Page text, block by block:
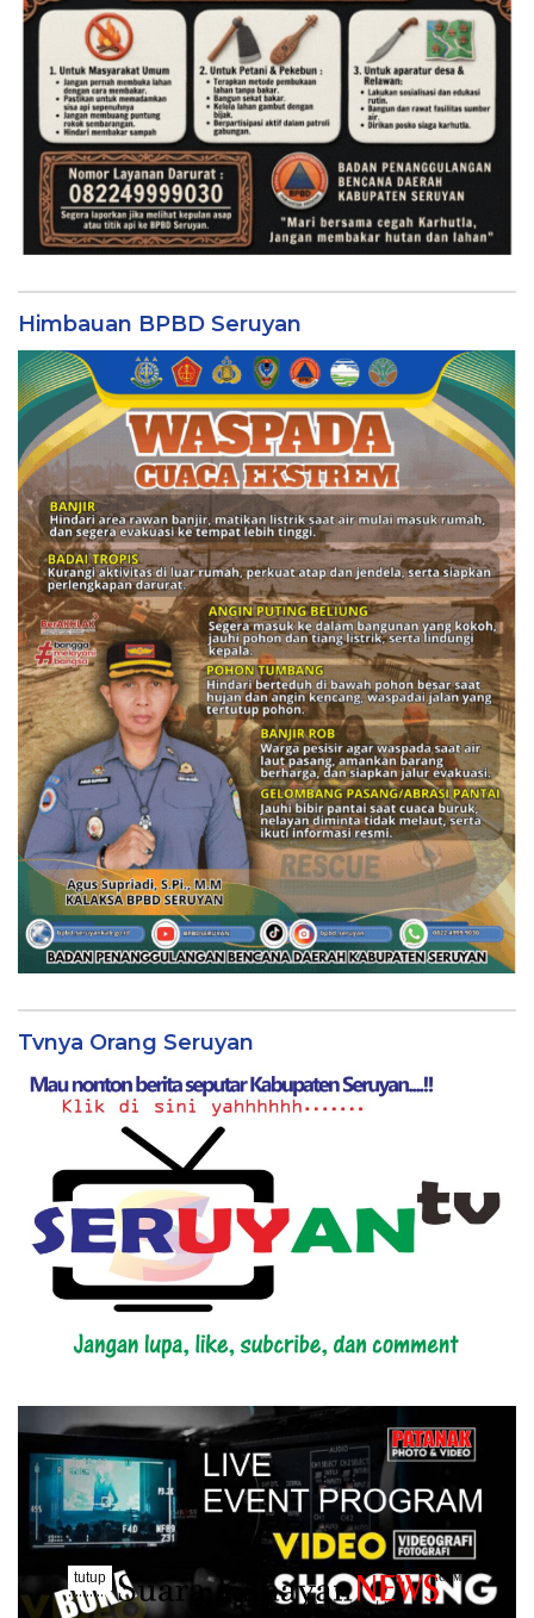
Himbauan BPBD Seruyan
Tvnya Orang Seruyan
tutup
..........